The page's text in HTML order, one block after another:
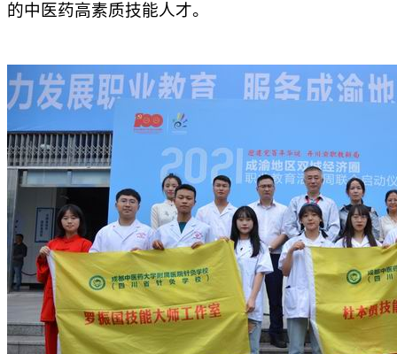
的中医药高素质技能人才。